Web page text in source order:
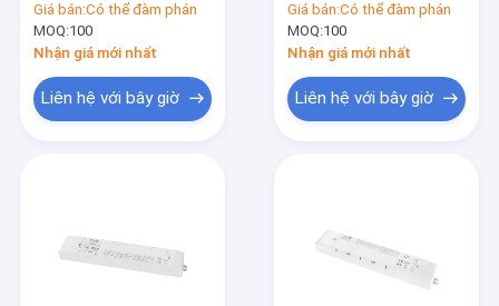
động 3 giờ và đầu ra
80-200Vdc
Giá bán:Có thể đàm phán
MOQ:100
Nhận giá mới nhất
Liên hệ với bây giờ
khẩn cấp kiểm tra thủ
công và tự kiểm tra
tùy chọn
Giá bán:Có thể đàm phán
MOQ:100
Nhận giá mới nhất
Liên hệ với bây giờ